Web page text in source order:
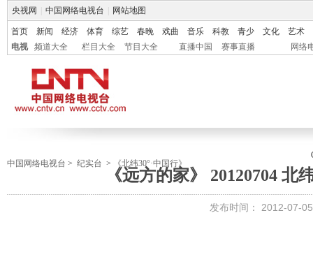
央视网 中国网络电视台 网站地图
首页 新闻 经济 体育 综艺 春晚 戏曲 音乐 科教 青少 文化
艺术
电视
频道大全 栏目大全 节目大全 直播中国 赛事直播 网络
中国网络电视台 > 纪实台 > 《北纬30°·中国行》
《远方的家》 20120704 北
发布时间： 2012-07-